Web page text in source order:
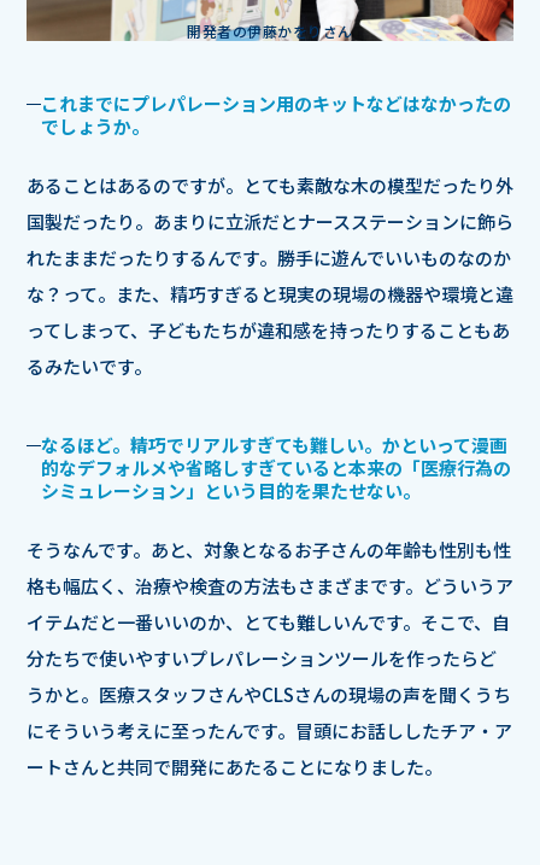
開発者の伊藤かをりさん
これまでにプレパレーション用のキットなどはなかったの
でしょうか。
あることはあるのですが。とても素敵な木の模型だったり外
国製だったり。あまりに立派だとナースステーションに飾ら
れたままだったりするんです。勝手に遊んでいいものなのか
な？って。また、精巧すぎると現実の現場の機器や環境と違
ってしまって、子どもたちが違和感を持ったりすることもあ
るみたいです。
なるほど。精巧でリアルすぎても難しい。かといって漫画
的なデフォルメや省略しすぎていると本来の「医療行為の
シミュレーション」という目的を果たせない。
そうなんです。あと、対象となるお子さんの年齢も性別も性
格も幅広く、治療や検査の方法もさまざまです。どういうア
イテムだと一番いいのか、とても難しいんです。そこで、自
分たちで使いやすいプレパレーションツールを作ったらど
うかと。医療スタッフさんやCLSさんの現場の声を聞くうち
にそういう考えに至ったんです。冒頭にお話ししたチア・ア
ートさんと共同で開発にあたることになりました。